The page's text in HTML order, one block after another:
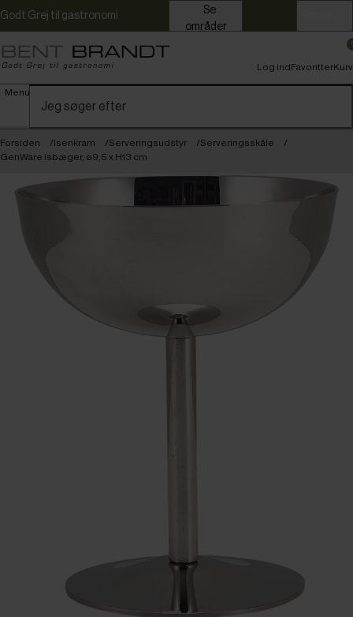
Godt Grej til gastronomi
områder
Menu
Log indFavoritterKurv
Forsiden Isenkram Serveringsudstyr
Serveringsskåle
GenWare isbæger, ø9,5 x H13 cm